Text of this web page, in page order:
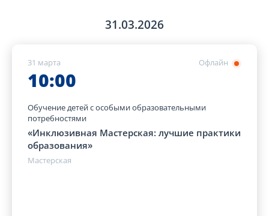
31.03.2026
Офлайн
31 марта
10:00
Обучение детей с особыми образовательными
потребностями
«Инклюзивная Мастерская: лучшие практики
образования»
Мастерская